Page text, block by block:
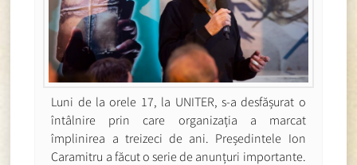
Luni de la orele 17, la UNITER, s-a desfășurat o
întâlnire prin care organizația a marcat
împlinirea a treizeci de ani. Președintele Ion
Caramitru a făcut o serie de anunțuri importante.